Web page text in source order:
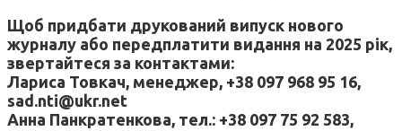
Щоб придбати друкований випуск нового
журналу або передплатити видання на 2025 рік,
звертайтеся за контактами:
Лариса Товкач, менеджер, +38 097 968 95 16,
sad.nti@ukr.net
Анна Панкратенкова, тел.: +38 097 75 92 583,